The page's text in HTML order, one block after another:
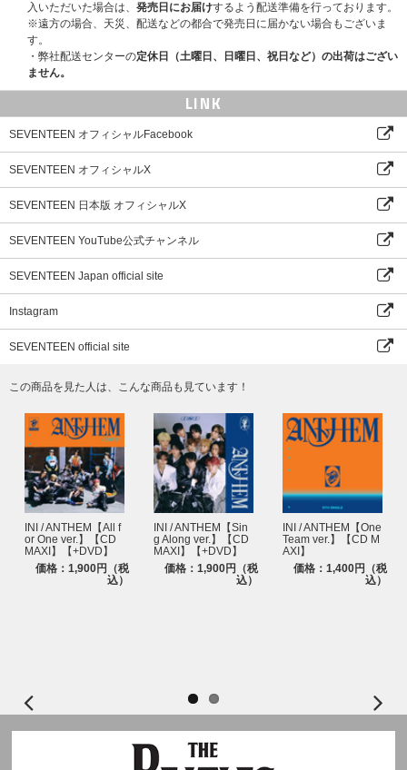
[B賞]：サイン会観覧
当選者数：500名
＜[A賞]：プレミアム全員サイン会について＞
・DKとSEUNGKWANとの
連続して実施いたします。ご自身のサイン順以外の時間は、指定された座席
にてご観覧ください。(12/23訂正)
・イベント開始から終了まで、抽選でランダムに決められたご自身の座席か
ら写真・映像撮影が可能です。ただし、【サイン会待機レーンへの移動中〜
サイン会中〜ご自身の席へ戻るまで】は撮影・録音不可とさせていただきま
す。静止画・動画ともに、機材に関する指定・制限はありません。
※お座席はイベント前日の電子チケット発券時にご案内予定です。(1/7追
記)
＜[B賞]：サイン会観覧について＞
整理券番号により指定されたご自身の座席からご観覧いただけます。
・イベント開始から終了まで、ご自身の座席からスマートフォンのみでの写
真・映像撮影が可能です。静止画・動画に関する指定・制限はありません。
※整理番号はイベント前日の電子チケット発券時にご案内予定です。(1/7追
※お申込みいただく賞によって販売ページが異なります。必ずご確認の上ご
予約ください。
【A賞】
DxS（SEVENTEEN） / Serenade【単品】【A賞：プレミアム全員サイ
ン会応募抽選対象】【CD】
DxS（SEVENTEEN） / Serenade【2形態セット】【A賞：プレミアム
全員サイン会応募抽選対象】【CD】
DxS（SEVENTEEN） / Serenade【COMPACT Ver.】【2種ランダム】
【A賞：プレミアム全員サイン会応募抽選対象】【CD】
※CD1枚につき、抽選1回分のエントリーとなります。そのため、2形態セ
ットをご購入いただいた場合は2回分のエントリーとなります。
※対象応募期間内に応募対象商品をご予約・ご購入ください｡
※上記応募期間以外は応募対象商品をご予約・ご購入いただけません。あら
入いただいた場合は、 発売日にお届けするよう配送準備を行っております。
※遠方の場合、天災、配送などの都合で発売日に届かない場合もございま
す。
・弊社配送センターの定休日（土曜日、日曜日、祝日など）の出荷はござい
ません。
LINK
SEVENTEEN オフィシャルFacebook
SEVENTEEN オフィシャルX
SEVENTEEN 日本版 オフィシャルX
SEVENTEEN YouTube公式チャンネル
SEVENTEEN Japan official site
Instagram
SEVENTEEN official site
この商品を見た人は、こんな商品も見ています！
INI / ANTHEM【All f
or One ver.】【CD
MAXI】【+DVD】
価格：1,900円（税
込）
INI / ANTHEM【Sin
g Along ver.】【CD
MAXI】【+DVD】
価格：1,900円（税
込）
INI / ANTHEM【One
Team ver.】【CD M
AXI】
価格：1,400円（税
込）